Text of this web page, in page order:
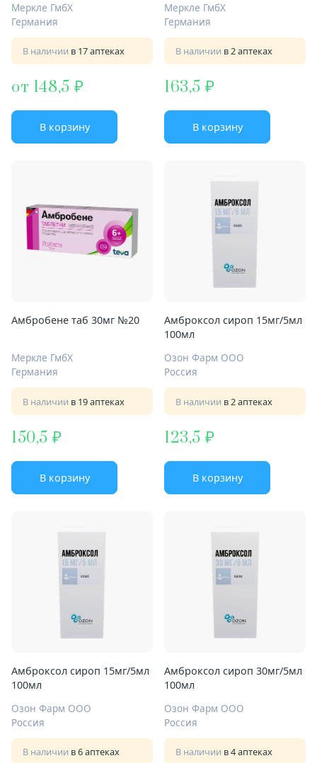
Меркле ГмбХ
Германия
В наличии в 17 аптеках
от 148,5
В корзину
Меркле ГмбХ
Германия
В наличии в 2 аптеках
163,5
В корзину
Амбробене таб 30мг №20
Меркле ГмбХ
Германия
В наличии в 19 аптеках
150,5
В корзину
Амброксол сироп 15мг/5мл
100мл
Озон Фарм ООО
Россия
В наличии в 2 аптеках
123,5
В корзину
Амброксол сироп 15мг/5мл
100мл
Озон Фарм ООО
Россия
В наличии в 6 аптеках
Амброксол сироп 30мг/5мл
100мл
Озон Фарм ООО
Россия
В наличии в 4 аптеках